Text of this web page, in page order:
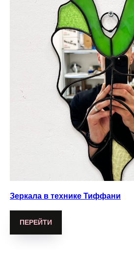
Зеркала в технике Тиффани
ПЕРЕЙТИ